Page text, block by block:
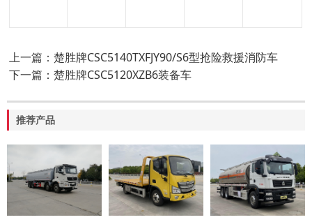
上一篇：楚胜牌CSC5140TXFJY90/S6型抢险救援消防车
下一篇：楚胜牌CSC5120XZB6装备车
推荐产品